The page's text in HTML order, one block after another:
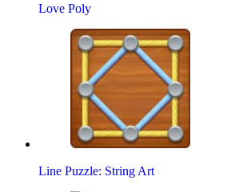
Love Poly
Line Puzzle: String Art